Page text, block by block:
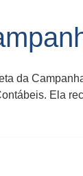
da
Ela